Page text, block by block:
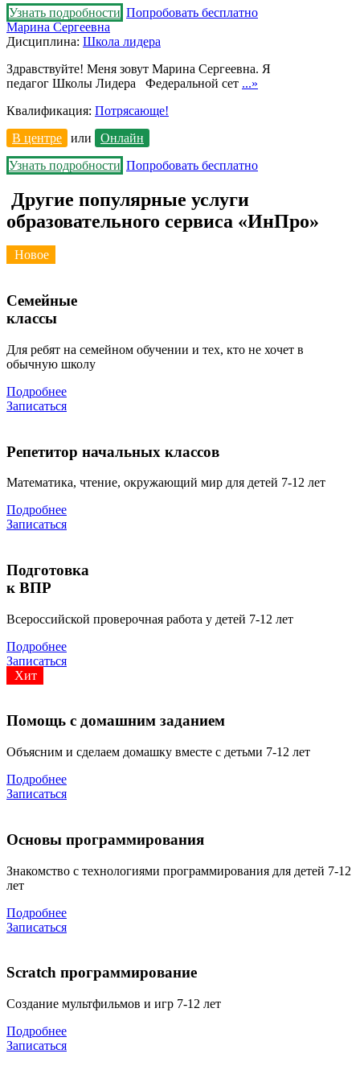
Узнать подробности Попробовать бесплатно
Марина Сергеевна
Дисциплина: Школа лидера
Здравствуйте! Меня зовут Марина Сергеевна. Я
педагог Школы Лидера Федеральной сет ...»
Квалификация: Потрясающе!
В центре
или
Онлайн
Узнать подробности Попробовать бесплатно
Другие популярные услуги
образовательного сервиса «ИнПро»
Новое
Семейные
классы
Для ребят на семейном обучении и тех, кто не хочет в
обычную школу
Подробнее
Записаться
Репетитор начальных классов
Математика, чтение, окружающий мир для детей 7-12 лет
Подробнее
Записаться
Подготовка
к ВПР
Всероссийской проверочная работа у детей 7-12 лет
Подробнее
Записаться
Хит
Помощь с домашним заданием
Объясним и сделаем домашку вместе с детьми 7-12 лет
Подробнее
Записаться
Основы программирования
Знакомство с технологиями программирования для детей 7-12
лет
Подробнее
Записаться
Scratch программирование
Создание мультфильмов и игр 7-12 лет
Подробнее
Записаться